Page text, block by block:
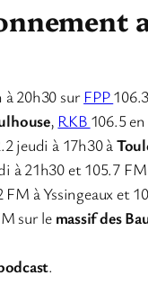
20h30 sur FPP
, RKB 106.5 en
jeudi à 17h30 à
à 21h30 et 105.7
à Yssingeaux et
sur lemassif des
.